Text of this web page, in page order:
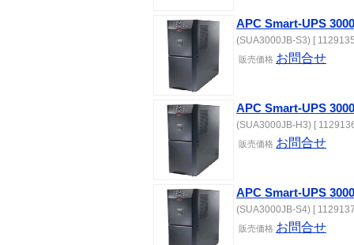
APC Smart-UPS
(SUA3000JB-S3) [
販売価格 お問合せ
APC Smart-UPS
(SUA3000JB-H3) [
販売価格 お問合せ
APC Smart-UPS
(SUA3000JB-S4) [
販売価格 お問合せ